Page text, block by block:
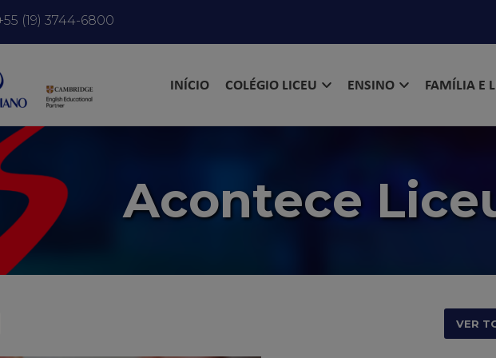
(19) 3744-6800
INÍCIO COLÉGIO LICEU ENSINO FAMÍLIA E
Acontece
VER